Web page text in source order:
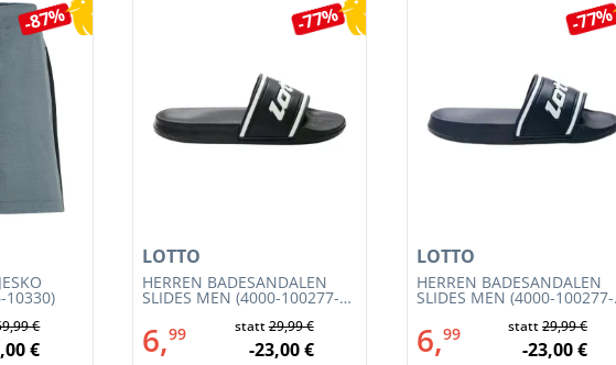
-87%
10330)
€
€
-77%
HERREN BADESANDALEN
SLIDES MEN (4000-100277-
LOTTO
6,99 statt29,99 €
-23,00 €
-77%
HERREN BADESANDALEN
SLIDES MEN (4000-100277-
LOTTO
6,99 statt29,99 €
-23,00 €